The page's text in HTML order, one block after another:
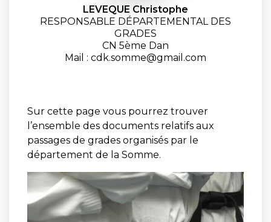
LEVEQUE Christophe
RESPONSABLE DÉPARTEMENTAL DES
GRADES
CN 5ème Dan
Mail : cdk.somme@gmail.com
Sur cette page vous pourrez trouver
l’ensemble des documents relatifs aux
passages de grades organisés par le
département de la Somme.